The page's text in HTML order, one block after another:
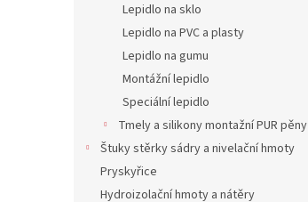
Lepidlo na sklo
Lepidlo na PVC a plasty
Lepidlo na gumu
Montážní lepidlo
Speciální lepidlo
Tmely a silikony montažní PUR pěny
Štuky stěrky sádry a nivelační hmoty
Pryskyřice
Hydroizolační hmoty a nátěry